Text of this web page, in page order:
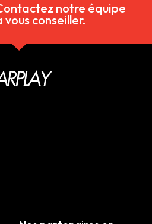
notre équipe
vous conseiller.